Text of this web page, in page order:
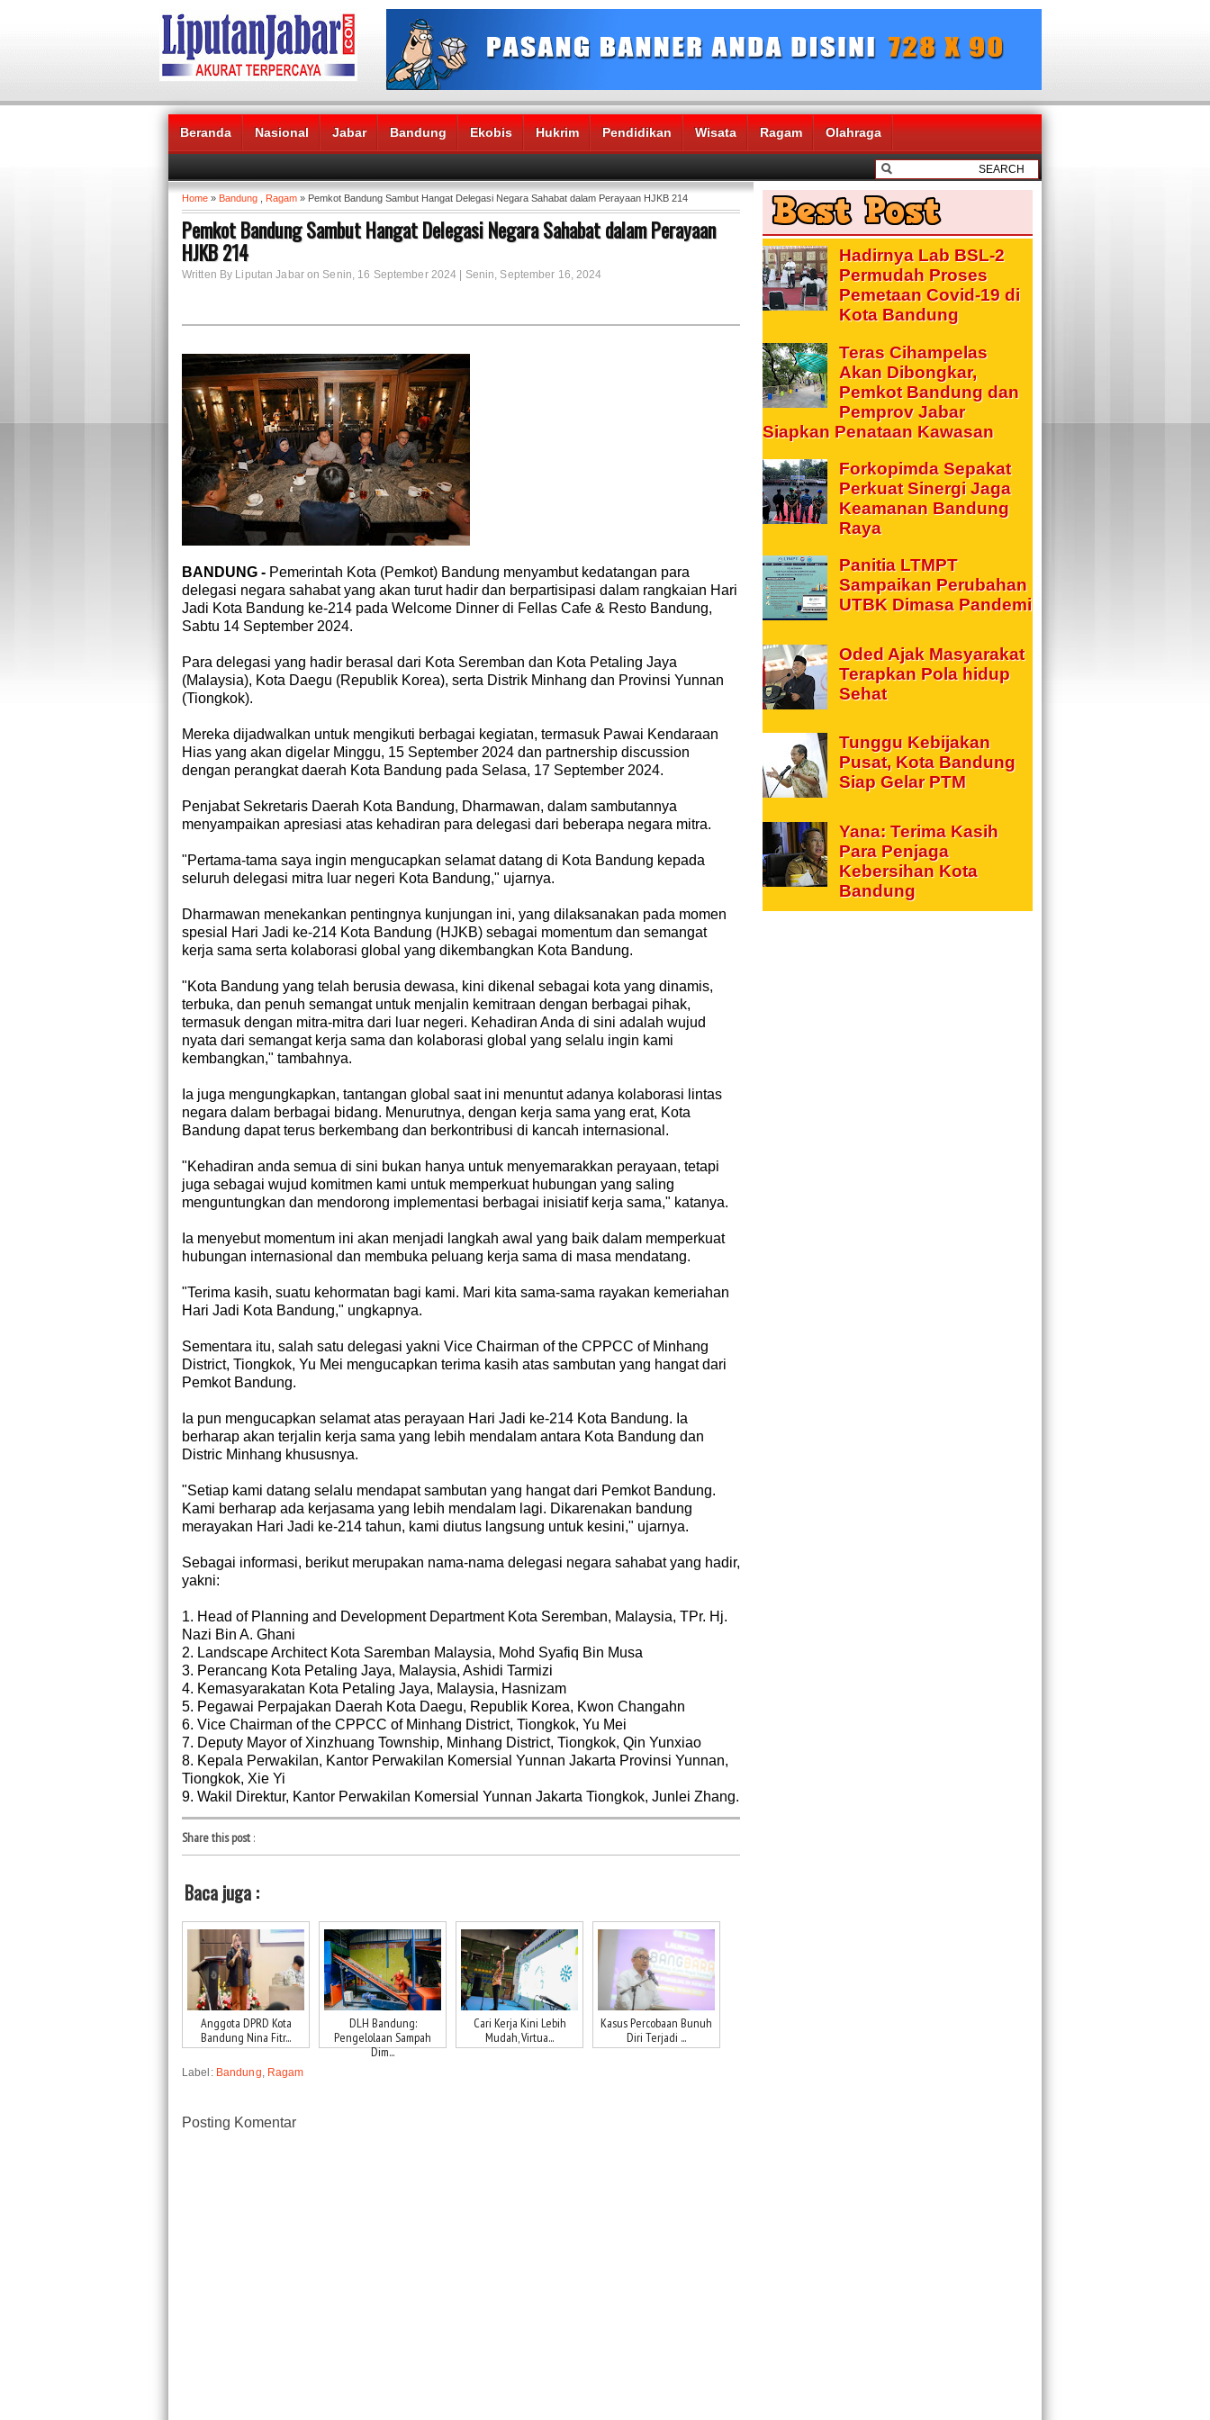
Beranda Nasional Jabar Bandung Ekobis Hukrim Pendidikan Wisata Ragam Olahraga
Headlines News :
Home » Bandung Ragam » Pemkot Bandung Sambut Hangat Delegasi Negara Sahabat dalam Perayaan HJKB 214
Pemkot Bandung Sambut Hangat Delegasi Negara Sahabat dalam Perayaan
HJKB 214
Written By Liputan Jabar on Senin, 16 September 2024 | Senin, September 16, 2024
BANDUNG - Pemerintah Kota (Pemkot) Bandung menyambut kedatangan para
delegasi negara sahabat yang akan turut hadir dan berpartisipasi dalam rangkaian Hari
Jadi Kota Bandung ke-214 pada Welcome Dinner di Fellas Cafe & Resto Bandung,
Sabtu 14 September 2024.
Para delegasi yang hadir berasal dari Kota Seremban dan Kota Petaling Jaya
(Malaysia), Kota Daegu (Republik Korea), serta Distrik Minhang dan Provinsi Yunnan
(Tiongkok).
Mereka dijadwalkan untuk mengikuti berbagai kegiatan, termasuk Pawai Kendaraan
Hias yang akan digelar Minggu, 15 September 2024 dan partnership discussion
dengan perangkat daerah Kota Bandung pada Selasa, 17 September 2024.
Penjabat Sekretaris Daerah Kota Bandung, Dharmawan, dalam sambutannya
menyampaikan apresiasi atas kehadiran para delegasi dari beberapa negara mitra.
"Pertama-tama saya ingin mengucapkan selamat datang di Kota Bandung kepada
seluruh delegasi mitra luar negeri Kota Bandung," ujarnya.
Dharmawan menekankan pentingnya kunjungan ini, yang dilaksanakan pada momen
spesial Hari Jadi ke-214 Kota Bandung (HJKB) sebagai momentum dan semangat
kerja sama serta kolaborasi global yang dikembangkan Kota Bandung.
"Kota Bandung yang telah berusia dewasa, kini dikenal sebagai kota yang dinamis,
terbuka, dan penuh semangat untuk menjalin kemitraan dengan berbagai pihak,
termasuk dengan mitra-mitra dari luar negeri. Kehadiran Anda di sini adalah wujud
nyata dari semangat kerja sama dan kolaborasi global yang selalu ingin kami
kembangkan," tambahnya.
Ia juga mengungkapkan, tantangan global saat ini menuntut adanya kolaborasi lintas
negara dalam berbagai bidang. Menurutnya, dengan kerja sama yang erat, Kota
Bandung dapat terus berkembang dan berkontribusi di kancah internasional.
"Kehadiran anda semua di sini bukan hanya untuk menyemarakkan perayaan, tetapi
juga sebagai wujud komitmen kami untuk memperkuat hubungan yang saling
menguntungkan dan mendorong implementasi berbagai inisiatif kerja sama," katanya.
Ia menyebut momentum ini akan menjadi langkah awal yang baik dalam memperkuat
hubungan internasional dan membuka peluang kerja sama di masa mendatang.
"Terima kasih, suatu kehormatan bagi kami. Mari kita sama-sama rayakan kemeriahan
Hari Jadi Kota Bandung," ungkapnya.
Sementara itu, salah satu delegasi yakni Vice Chairman of the CPPCC of Minhang
District, Tiongkok, Yu Mei mengucapkan terima kasih atas sambutan yang hangat dari
Pemkot Bandung.
Ia pun mengucapkan selamat atas perayaan Hari Jadi ke-214 Kota Bandung. Ia
berharap akan terjalin kerja sama yang lebih mendalam antara Kota Bandung dan
Distric Minhang khususnya.
"Setiap kami datang selalu mendapat sambutan yang hangat dari Pemkot Bandung.
Kami berharap ada kerjasama yang lebih mendalam lagi. Dikarenakan bandung
merayakan Hari Jadi ke-214 tahun, kami diutus langsung untuk kesini," ujarnya.
Sebagai informasi, berikut merupakan nama-nama delegasi negara sahabat yang hadir,
yakni:
1. Head of Planning and Development Department Kota Seremban, Malaysia, TPr. Hj.
Nazi Bin A. Ghani
2. Landscape Architect Kota Saremban Malaysia, Mohd Syafiq Bin Musa
3. Perancang Kota Petaling Jaya, Malaysia, Ashidi Tarmizi
4. Kemasyarakatan Kota Petaling Jaya, Malaysia, Hasnizam
5. Pegawai Perpajakan Daerah Kota Daegu, Republik Korea, Kwon Changahn
6. Vice Chairman of the CPPCC of Minhang District, Tiongkok, Yu Mei
7. Deputy Mayor of Xinzhuang Township, Minhang District, Tiongkok, Qin Yunxiao
8. Kepala Perwakilan, Kantor Perwakilan Komersial Yunnan Jakarta Provinsi Yunnan,
Tiongkok, Xie Yi
9. Wakil Direktur, Kantor Perwakilan Komersial Yunnan Jakarta Tiongkok, Junlei Zhang.
Share this post:
Baca juga :
Anggota DPRD Kota
Bandung Nina Fitr...
DLH Bandung:
Pengelolaan Sampah
Dim...
Cari Kerja Kini Lebih
Mudah, Virtua...
Kasus Percobaan Bunuh
Diri Terjadi ...
Label: Bandung Ragam
Posting Komentar
Hadirnya Lab BSL-2
Permudah Proses
Pemetaan Covid-19 di
Kota Bandung
Teras Cihampelas
Akan Dibongkar,
Pemkot Bandung dan
Pemprov Jabar
Siapkan Penataan Kawasan
Forkopimda Sepakat
Perkuat Sinergi Jaga
Keamanan Bandung
Raya
Panitia LTMPT
Sampaikan Perubahan
UTBK Dimasa Pandemi
Oded Ajak Masyarakat
Terapkan Pola hidup
Sehat
Tunggu Kebijakan
Pusat, Kota Bandung
Siap Gelar PTM
Yana: Terima Kasih
Para Penjaga
Kebersihan Kota
Bandung